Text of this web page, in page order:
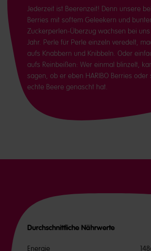
Jederzeit ist Beerenzeit! Denn unsere
Berries mit softem Geleekern und
Zuckerperlen-Überzug wachsen bei
Jahr. Perle für Perle einzeln veredelt,
aufs Knabbern und Knibbeln. Oder
aufs Reinbeißen: Wer einmal blinzelt,
sagen, ob er eben HARIBO Berries oder
echte Beere genascht hat.
Durchschnittliche Nährwerte
Energie